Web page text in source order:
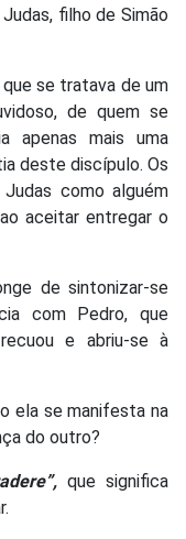
filho de Simão
se tratava de um
de quem se
apenas mais uma
deste discípulo. Os
como alguém
aceitar entregar o
de sintonizar-se
com Pedro, que
e abriu-se à
ela se manifesta na
do outro?
que significa